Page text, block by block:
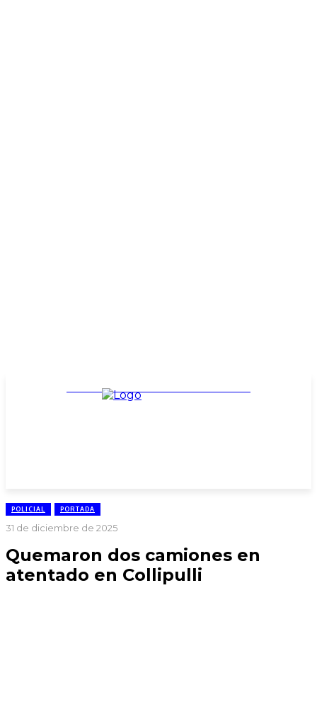
TARIFARIO ELECCIONES 2025
POLICIAL PORTADA
31 de diciembre de 2025
Quemaron dos camiones en
atentado en Collipulli